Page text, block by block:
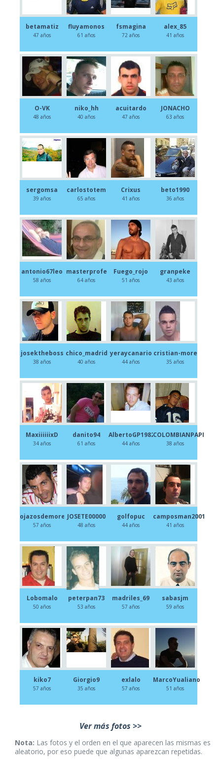
betamatiz
47 años
fluyamonos
61 años
fsmagina
72 años
alex_85
41 años
O-VK
48 años
niko_hh
40 años
acuitardo
47 años
JONACHO
63 años
sergomsa
39 años
carlostotem
65 años
Crixus
41 años
beto1990
36 años
antonio67leo
58 años
masterprofe
64 años
Fuego_rojo
51 años
granpeke
43 años
josektheboss
38 años
chico_madrid
40 años
yeraycanario
44 años
cristian-more
35 años
MaxiiiiiixD
34 años
danito94
61 años
AlbertoGP1982
44 años
COLOMBIANPAPI
38 años
ojazosdemoren
57 años
JOSETE00000
48 años
golfopuc
44 años
camposman2001
41 años
Lobomalo
50 años
peterpan73
53 años
madriles_69
57 años
sabasjm
59 años
kiko7
57 años
Giorgio9
35 años
exlalo
57 años
MarcoYualiano
51 años
Ver más fotos >>
Nota: Las fotos y el orden en el que aparecen las mismas es
aleatorio, por eso puede que algunas aparezcan repetidas.